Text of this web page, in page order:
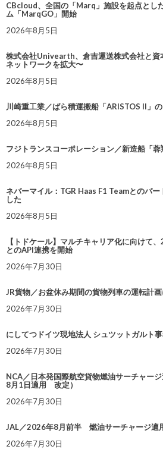
CBcloud、全国の「Marq」施設を起点とし
ム「MarqGO」開始
2026年8月5日
株式会社Univearth、倉吉運送株式会社と資
ネットワークを拡大〜
2026年8月5日
川崎重工業／ばら積運搬船「ARISTOS II」
2026年8月5日
フジトランスコーポレーション／新造船「
2026年8月5日
ネバーマイル：TGR Haas F1 Teamとのパ
した
2026年8月5日
【トドケール】マルチキャリア化に向けて
とのAPI連携を開始
2026年7月30日
JR貨物／お盆休み期間の貨物列車の運転計
2026年7月30日
にしてつドイツ現地法人 シュツットガルト
2026年7月30日
NCA／日本発国際航空貨物燃油サーチャー
8月1日適用 改定）
2026年7月30日
JAL／2026年8月前半 燃油サーチャージ適
2026年7月30日